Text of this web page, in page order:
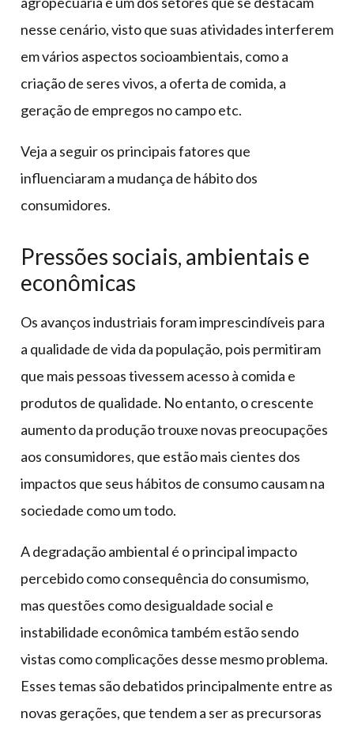
nesse cenário, visto que suas atividades interferem
em vários aspectos socioambientais, como a
criação de seres vivos, a oferta de comida, a
geração de empregos no campo etc.
Veja a seguir os principais fatores que
influenciaram a mudança de hábito dos
consumidores.
Pressões sociais, ambientais e
econômicas
Os avanços industriais foram imprescindíveis para
a qualidade de vida da população, pois permitiram
que mais pessoas tivessem acesso à comida e
produtos de qualidade. No entanto, o crescente
aumento da produção trouxe novas preocupações
aos consumidores, que estão mais cientes dos
impactos que seus hábitos de consumo causam na
sociedade como um todo.
A degradação ambiental é o principal impacto
percebido como consequência do consumismo,
mas questões como desigualdade social e
instabilidade econômica também estão sendo
vistas como complicações desse mesmo problema.
Esses temas são debatidos principalmente entre as
novas gerações, que tendem a ser as precursoras